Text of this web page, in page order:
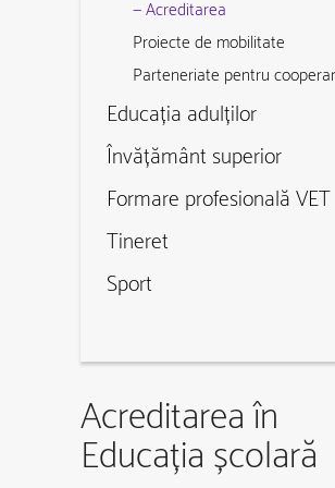
— Acreditarea
Proiecte de mobilitate
Parteneriate pentru
Educația adulților
Învățământ superior
Formare profesională VET
Tineret
Sport
Acreditarea în
Educația școlară